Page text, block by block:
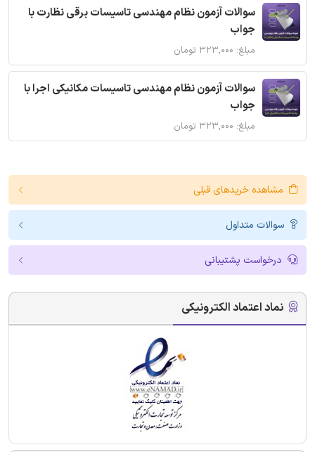
سوالات آزمون نظام مهندسی تاسیسات برقی نظارت با
جواب
مبلغ: ۳۲۳,۰۰۰ تومان
سوالات آزمون نظام مهندسی تاسیسات مکانیکی اجرا با
جواب
مبلغ: ۳۲۳,۰۰۰ تومان
مشاهده خریدهای قبلی
سوالات متداول
درخواست پشتیبانی
نماد اعتماد الکترونیکی